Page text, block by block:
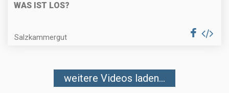
WAS IST LOS?
Salzkammergut
weitere Videos laden...